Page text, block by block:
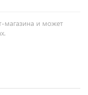
магазина и может